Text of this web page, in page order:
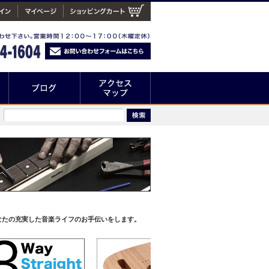
の充実した音楽ライフのお手伝いをします。